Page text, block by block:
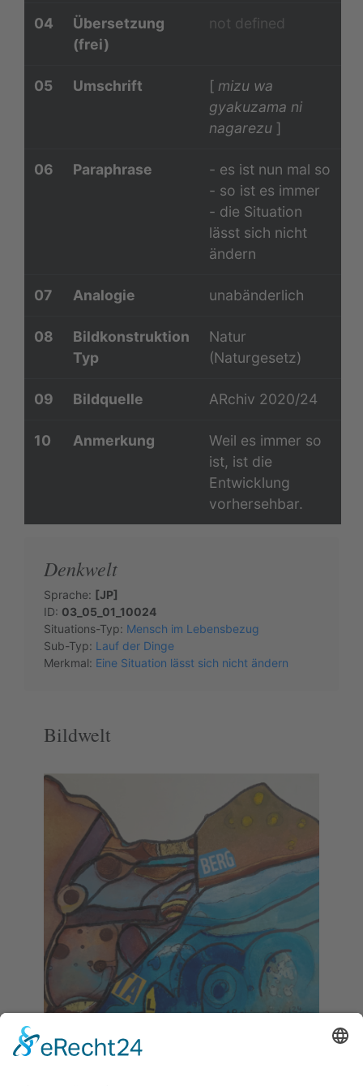
04
Übersetzung
(frei)
not defined
05 Umschrift [ mizu wa
gyakuzama ni
nagarezu ]
06 Paraphrase
- es ist nun mal so
- so ist es immer
- die Situation
lässt sich nicht
ändern
07 Analogie unabänderlich
08
Bildkonstruktion
Typ
Natur
(Naturgesetz)
09 Bildquelle ARchiv 2020/24
10 Anmerkung
Weil es immer so
ist, ist die
Entwicklung
vorhersehbar.
Denkwelt
Sprache: [JP]
ID: 03_05_01_10024
Situations-Typ: Mensch im Lebensbezug
Sub-Typ: Lauf der Dinge
Merkmal: Eine Situation lässt sich nicht ändern
Bildwelt